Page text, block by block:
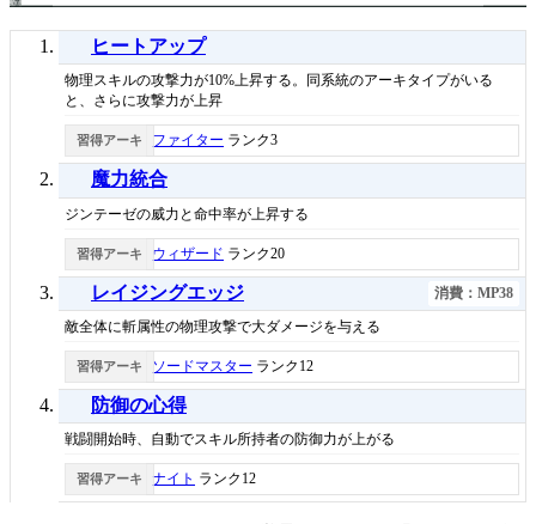
ヒートアップ
物理スキルの攻撃力が10%上昇する。同系統のアーキタイプがいる
と、さらに攻撃力が上昇
習得アーキ ファイター ランク3
魔力統合
ジンテーゼの威力と命中率が上昇する
習得アーキ ウィザード ランク20
レイジングエッジ 消費：MP38
敵全体に斬属性の物理攻撃で大ダメージを与える
習得アーキ ソードマスター ランク12
防御の心得
戦闘開始時、自動でスキル所持者の防御力が上がる
習得アーキ ナイト ランク12